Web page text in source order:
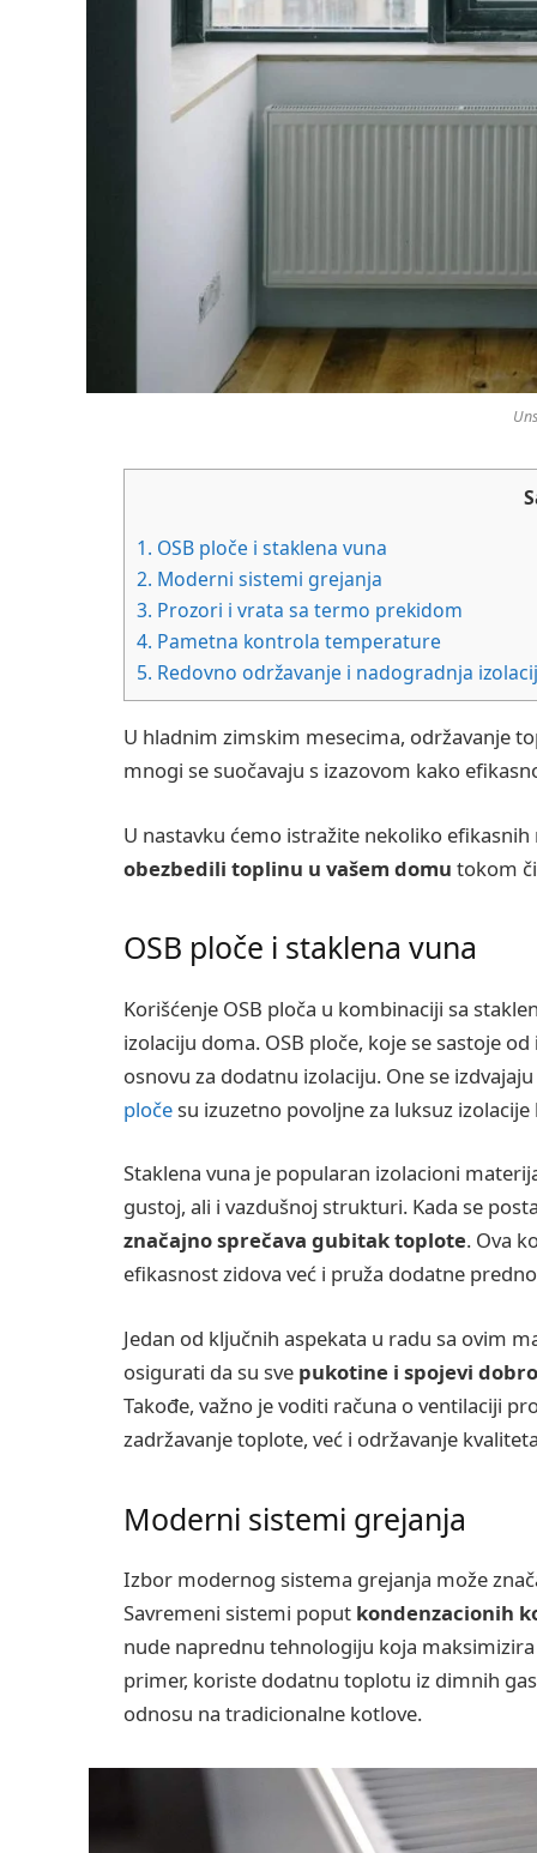
1. OSB ploče i staklena vuna
2. Moderni sistemi grejanja
3. Prozori i vrata sa termo prekidom
4. Pametna kontrola temperature
5. Redovno održavanje i nadogradnja
U hladnim zimskim mesecima, održavanje
mnogi se suočavaju s izazovom kako
U nastavku ćemo istražite nekoliko
obezbedili toplinu u vašem domu tokom
OSB ploče i staklena vuna
Korišćenje OSB ploča u kombinaciji sa
izolaciju doma. OSB ploče, koje se sastoje od
osnovu za dodatnu izolaciju. One se
pločesu izuzetno povoljne za luksuz
Staklena vuna je popularan izolacioni
gustoj, ali i vazdušnoj strukturi. Kada se
značajno sprečava gubitak toplote. Ova
efikasnost zidova već i pruža dodatne
Jedan od ključnih aspekata u radu sa ovim
osigurati da su sve pukotine i spojevi
Takođe, važno je voditi računa o ventilaciji
zadržavanje toplote, već i održavanje
Moderni sistemi grejanja
Izbor modernog sistema grejanja može
Savremeni sistemi poput kondenzacionih
nude naprednu tehnologiju koja
primer, koriste dodatnu toplotu iz dimnih
odnosu na tradicionalne kotlove.